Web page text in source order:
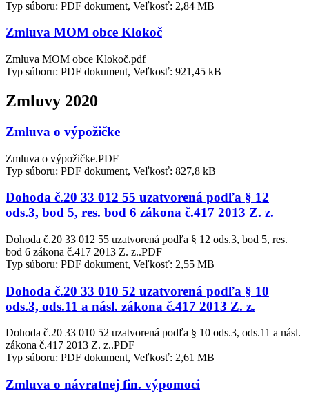
Typ súboru: PDF dokument, Veľkosť: 2,84 MB
Zmluva MOM obce Klokoč
Zmluva MOM obce Klokoč.pdf
Typ súboru: PDF dokument, Veľkosť: 921,45 kB
Zmluvy 2020
Zmluva o výpožičke
Zmluva o výpožičke.PDF
Typ súboru: PDF dokument, Veľkosť: 827,8 kB
Dohoda č.20 33 012 55 uzatvorená podľa § 12
ods.3, bod 5, res. bod 6 zákona č.417 2013 Z. z.
Dohoda č.20 33 012 55 uzatvorená podľa § 12 ods.3, bod 5, res.
bod 6 zákona č.417 2013 Z. z..PDF
Typ súboru: PDF dokument, Veľkosť: 2,55 MB
Dohoda č.20 33 010 52 uzatvorená podľa § 10
ods.3, ods.11 a násl. zákona č.417 2013 Z. z.
Dohoda č.20 33 010 52 uzatvorená podľa § 10 ods.3, ods.11 a násl.
zákona č.417 2013 Z. z..PDF
Typ súboru: PDF dokument, Veľkosť: 2,61 MB
Zmluva o návratnej fin. výpomoci